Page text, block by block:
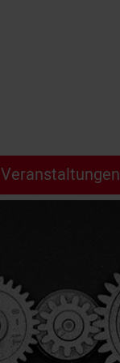
Veranstaltungen